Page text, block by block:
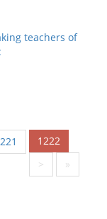
teachers of
1222
>
»